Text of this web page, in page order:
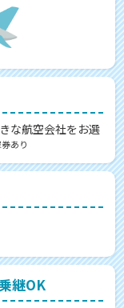
な航空会社をお選
あり
継OK